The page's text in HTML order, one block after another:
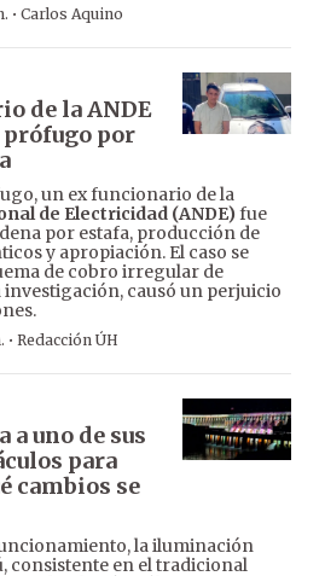
· Carlos Aquino
de la ANDE
prófugo por
un ex funcionario de la
de Electricidad (ANDE)fue
por estafa, producción de
y apropiación. El caso se
de cobro irregular de
investigación, causó un perjuicio
· Redacción ÚH
a uno de sus
para
cambios se
la iluminación
consistente en el tradicional